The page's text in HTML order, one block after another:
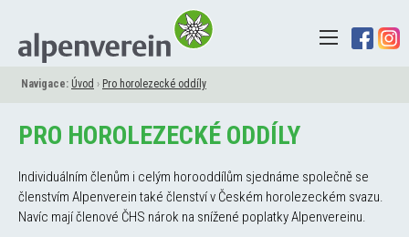
Navigace: Úvod › Pro horolezecké oddíly
PRO HOROLEZECKÉ ODDÍLY
Individuálním členům i celým horooddílům sjednáme společně se
členstvím Alpenverein také členství v Českém horolezeckém svazu.
Navíc mají členové ČHS nárok na snížené poplatky Alpenvereinu.